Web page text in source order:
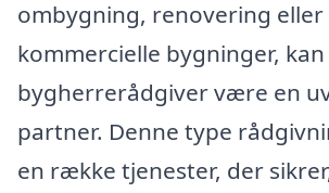
ombygning, renovering
kommercielle bygninger,
bygherrerådgiver være en
partner. Denne type
en række tjenester, der